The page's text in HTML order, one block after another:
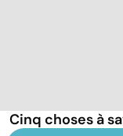
Cinq choses à